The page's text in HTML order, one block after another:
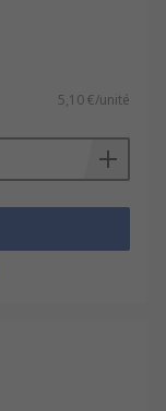
5,10 €/unité